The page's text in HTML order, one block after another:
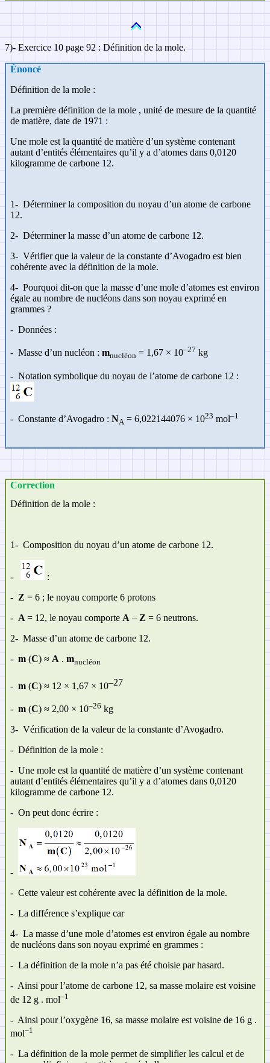
7)- Exercice 10 page 92 : Définition de la mole.
Énoncé
Définition de la mole :
La première définition de la mole , unité de mesure de la quantité
de matière, date de 1971 :
Une mole est la quantité de matière d’un système contenant
autant d’entités élémentaires qu’il y a d’atomes dans 0,0120
kilogramme de carbone 12.
1- Déterminer la composition du noyau d’un atome de carbone
12.
2- Déterminer la masse d’un atome de carbone 12.
3- Vérifier que la valeur de la constante d’Avogadro est bien
cohérente avec la définition de la mole.
4- Pourquoi dit-on que la masse d’une mole d’atomes est environ
égale au nombre de nucléons dans son noyau exprimé en
grammes ?
- Données :
- Masse d’un nucléon :mnucléon = 1,67 × 10–27 kg
- Notation symbolique du noyau de l’atome de carbone 12 :
- Constante d’Avogadro :NA = 6,022144076 × 1023 mol–1
Correction
Définition de la mole :
1- Composition du noyau d’un atome de carbone 12.
-
:
- Z = 6 ; le noyau comporte 6 protons
- A= 12, le noyau comporte A – Z = 6 neutrons.
2- Masse d’un atome de carbone 12.
- m (C) ≈ A .mnucléon
- m (C) ≈ 12 × 1,67 × 10–27
- m (C) ≈ 2,00 × 10–26 kg
3- Vérification de la valeur de la constante d’Avogadro.
- Définition de la mole :
- Une mole est la quantité de matière d’un système contenant
autant d’entités élémentaires qu’il y a d’atomes dans 0,0120
kilogramme de carbone 12.
- On peut donc écrire :
-
- Cette valeur est cohérente avec la définition de la mole.
- La différence s’explique car
4- La masse d’une mole d’atomes est environ égale au nombre
de nucléons dans son noyau exprimé en grammes :
- La définition de la mole n’a pas été choisie par hasard.
- Ainsi pour l’atome de carbone 12, sa masse molaire est voisine
de 12 g . mol–1
- Ainsi pour l’oxygène 16, sa masse molaire est voisine de 16 g .
mol–1
- La définition de la mole permet de simplifier les calcul et de